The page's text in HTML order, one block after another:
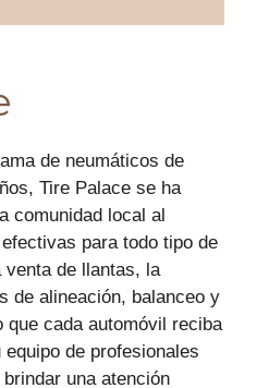
de neumáticos de
Tire Palace se ha
comunidad local al
para todo tipo de
de llantas, la
de alineación, balanceo y
que cada automóvil reciba
de profesionales
una atención